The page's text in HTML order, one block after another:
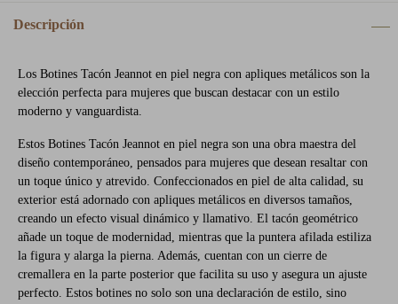
Descripción
Los Botines Tacón Jeannot en piel negra con apliques metálicos son la
elección perfecta para mujeres que buscan destacar con un estilo
moderno y vanguardista.
Estos Botines Tacón Jeannot en piel negra son una obra maestra del
diseño contemporáneo, pensados para mujeres que desean resaltar con
un toque único y atrevido. Confeccionados en piel de alta calidad, su
exterior está adornado con apliques metálicos en diversos tamaños,
creando un efecto visual dinámico y llamativo. El tacón geométrico
añade un toque de modernidad, mientras que la puntera afilada estiliza
la figura y alarga la pierna. Además, cuentan con un cierre de
cremallera en la parte posterior que facilita su uso y asegura un ajuste
perfecto. Estos botines no solo son una declaración de estilo, sino